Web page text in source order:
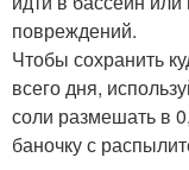
повреждений.
Чтобы сохранить
всего дня,
соли размешать в
баночку с